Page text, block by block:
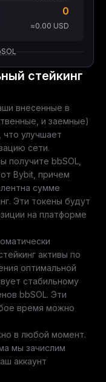
0
≈0.00 USD
стейкинг
внесенные в
и заемные)
что улучшает
сети.
получите bbSOL,
Bybit, причем
сумме
Эти токены будут
на платформе
активы по
оптимальной
стабильному
bbSOL. Эти
время можно
в любой момент.
мы зачислим
аккаунт